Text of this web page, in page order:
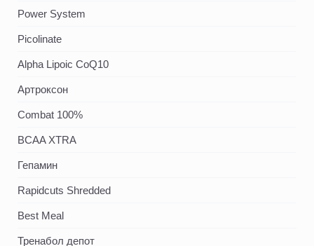
Power System
Picolinate
Alpha Lipoic CoQ10
Артроксон
Combat 100%
BCAA XTRA
Гепамин
Rapidcuts Shredded
Best Meal
Тренабол депот